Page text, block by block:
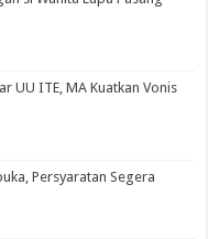
UU ITE, MA Kuatkan Vonis
Persyaratan Segera